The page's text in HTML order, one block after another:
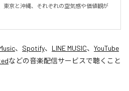
東京と沖縄、それぞれの空気感や価値観が
、 Spotify、 LINE MUSIC、 YouTube
などの音楽配信サービスで聴くこと